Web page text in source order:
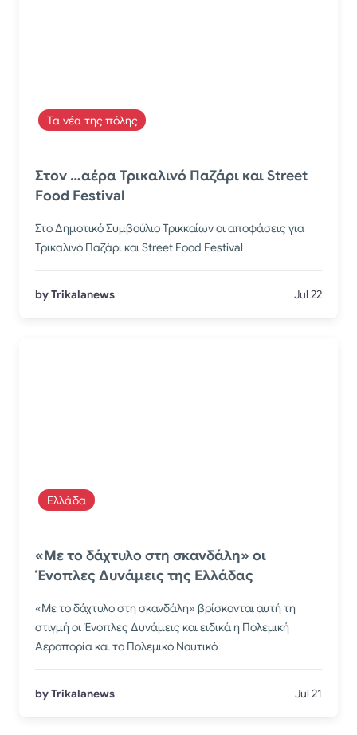
Τα νέα της πόλης
Στον …αέρα Τρικαλινό Παζάρι και Street
Food Festival
Στο Δημοτικό Συμβούλιο Τρικκαίων οι αποφάσεις για
Τρικαλινό Παζάρι και Street Food Festival
by Trikalanews Jul 22
Ελλάδα
«Με το δάχτυλο στη σκανδάλη» οι
Ένοπλες Δυνάμεις της Ελλάδας
«Με το δάχτυλο στη σκανδάλη» βρίσκονται αυτή τη
στιγμή οι Ένοπλες Δυνάμεις και ειδικά η Πολεμική
Αεροπορία και το Πολεμικό Ναυτικό
by Trikalanews Jul 21